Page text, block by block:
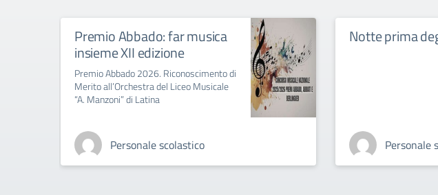
Premio Abbado: far musica
insieme XII edizione
Premio Abbado 2026. Riconoscimento di
Merito all’Orchestra del Liceo Musicale
“A. Manzoni” di Latina
Personale scolastico
Notte prima
Personale